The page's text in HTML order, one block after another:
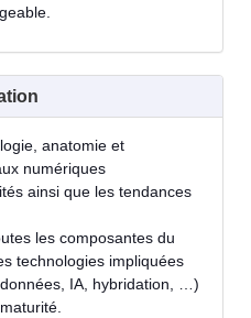
anatomie et
numériques
ainsi que les tendances
les composantes du
technologies impliquées
IA, hybridation, …)